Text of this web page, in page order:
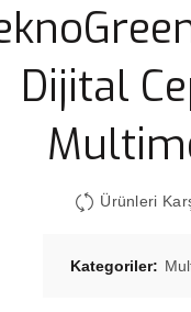
Dijital
Ürünleri
Kategoriler: